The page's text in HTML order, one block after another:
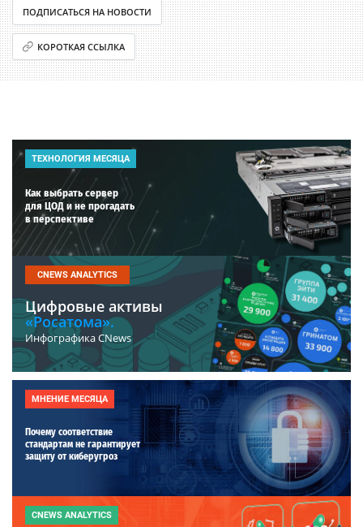
ПОДПИСАТЬСЯ НА НОВОСТИ
КОРОТКАЯ ССЫЛКА
ТЕХНОЛОГИЯ МЕСЯЦА
Как выбрать сервер
для ЦОД и не прогадать
в перспективе
CNEWS ANALYTICS
Цифровые активы
«Росатома».
Инфографика CNews
МНЕНИЕ МЕСЯЦА
Почему соответствие
стандартам не гарантирует
защиту от киберугроз
CNEWS ANALYTICS